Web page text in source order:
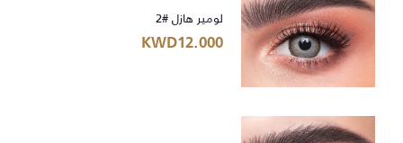
لومير هازل #2
KWD12.000